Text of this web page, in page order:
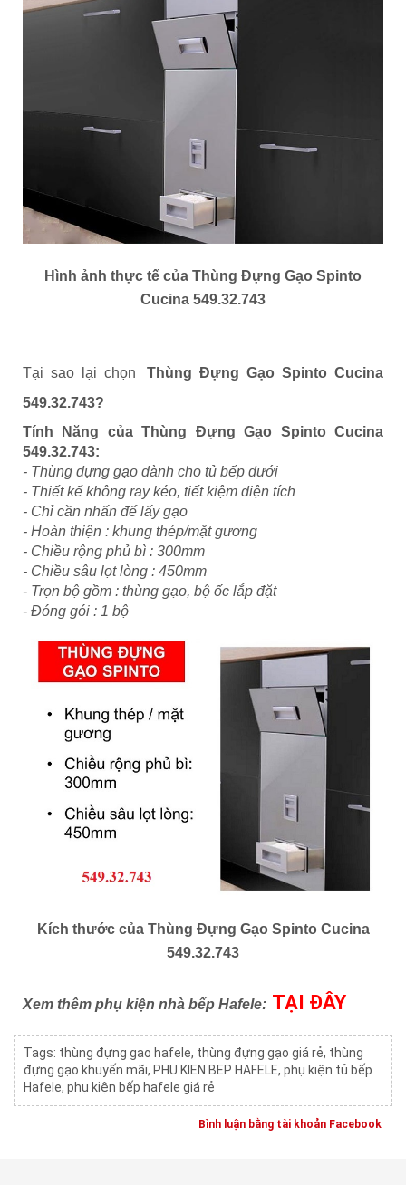
Hình ảnh thực tế của Thùng Đựng Gạo Spinto
Cucina 549.32.743
Tại sao lại chọn
Thùng Đựng Gạo Spinto Cucina
549.32.743?
Tính Năng củaThùng Đựng Gạo Spinto Cucina
549.32.743:
- Thùng đựng gạo dành cho tủ bếp dưới
- Thiết kế không ray kéo, tiết kiệm diện tích
- Chỉ cần nhấn để lấy gạo
- Hoàn thiện : khung thép/mặt gương
- Chiều rộng phủ bì : 300mm
- Chiều sâu lọt lòng : 450mm
- Trọn bộ gồm : thùng gạo, bộ ốc lắp đặt
- Đóng gói : 1 bộ
Kích thước của Thùng Đựng Gạo Spinto Cucina
549.32.743
Xem thêm phụ kiện nhà bếp Hafele: TẠI ĐÂY
Tags: thùng đựng gao hafele, thùng đựng gạo giá rẻ, thùng
đựng gạo khuyến mãi, PHU KIEN BEP HAFELE, phụ kiện tủ bếp
Hafele, phụ kiện bếp hafele giá rẻ
Bình luận bằng tài khoản Facebook